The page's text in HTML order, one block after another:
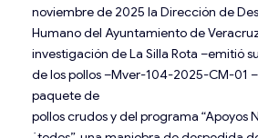
noviembre de 2025 la Dirección de
Humano del Ayuntamiento de
investigación de La Silla Rota –emitió
de los pollos –Mver-104-2025-CM-01
paquete de
pollos crudos y del programa “Apoyos